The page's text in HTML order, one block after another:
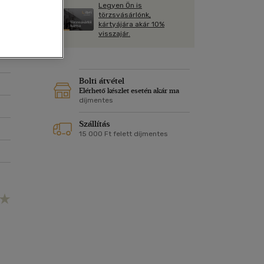
Kártya
Képeslap
Naptár
Legyen Ön is
törzsvásárlónk,
kártyájára akár 10%
visszajár.
Bolti átvétel
Elérhető készlet esetén akár ma
díjmentes
Szállítás
15 000 Ft felett díjmentes